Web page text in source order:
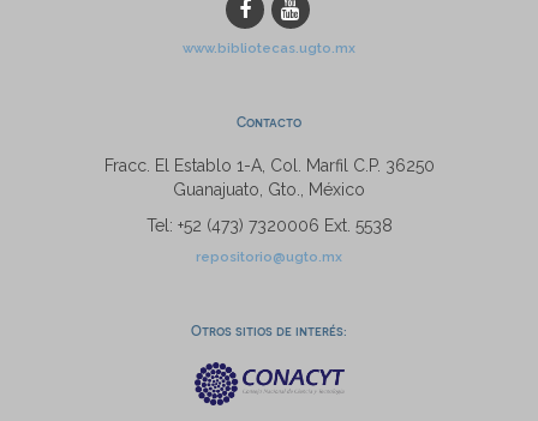
www.bibliotecas.ugto.mx
Contacto
Fracc. El Establo 1-A, Col. Marfil C.P. 36250
Guanajuato, Gto., México
Tel: +52 (473) 7320006 Ext. 5538
repositorio@ugto.mx
Otros sitios de interés: